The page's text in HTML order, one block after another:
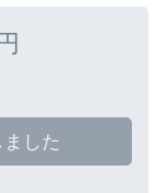
した